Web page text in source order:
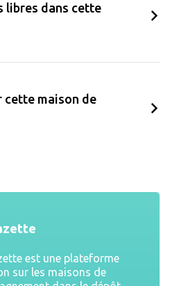
libres dans cette
cette maison de
est une plateforme
sur les maisons de